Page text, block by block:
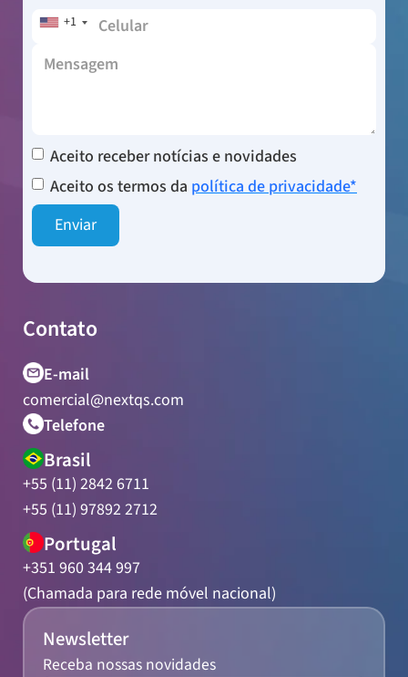
+1
Aceito receber notícias e novidades
Aceito os termos da política de privacidade*
Contato
E-mail
comercial@nextqs.com
Telefone
Brasil
+55 (11) 2842 6711
+55 (11) 97892 2712
Portugal
+351 960 344 997
(Chamada para rede móvel nacional)
Newsletter
Receba nossas novidades